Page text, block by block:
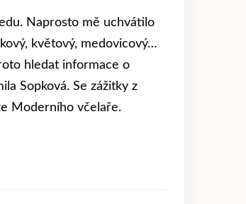
Naprosto mě uchvátilo
květový, medovicový…
hledat informace o
Sopková. Se zážitky z
Moderního včelaře.